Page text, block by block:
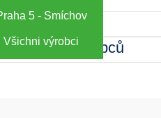
prodejna
5 - Smíchov
mnoha výrobců
Všichni výrobci